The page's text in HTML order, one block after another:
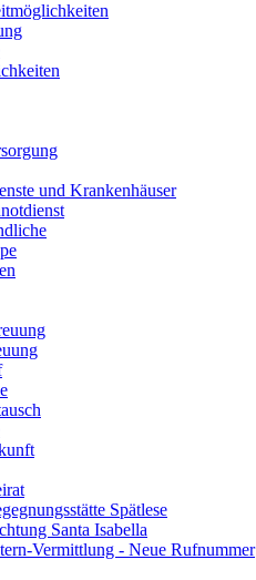
und Krankenhäuser
Spätlese
Santa Isabella
Vermittlung - Neue Rufnummer